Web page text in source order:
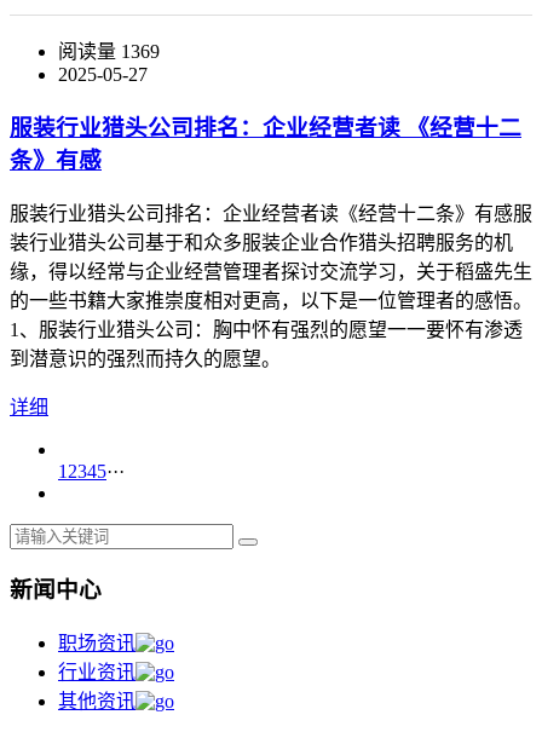
阅读量 1369
2025-05-27
服装行业猎头公司排名：企业经营者读 《经营十二
条》有感
服装行业猎头公司排名：企业经营者读《经营十二条》有感服
装行业猎头公司基于和众多服装企业合作猎头招聘服务的机
缘，得以经常与企业经营管理者探讨交流学习，关于稻盛先生
的一些书籍大家推崇度相对更高，以下是一位管理者的感悟。
1、服装行业猎头公司：胸中怀有强烈的愿望一一要怀有渗透
到潜意识的强烈而持久的愿望。
详细
1 2345···
新闻中心
职场资讯
行业资讯
其他资讯